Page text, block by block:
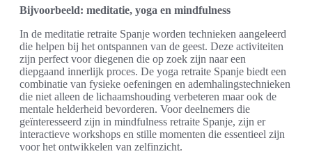
Bijvoorbeeld: meditatie, yoga en mindfulness
In de meditatie retraite Spanje worden technieken aangeleerd
die helpen bij het ontspannen van de geest. Deze activiteiten
zijn perfect voor diegenen die op zoek zijn naar een
diepgaand innerlijk proces. De yoga retraite Spanje biedt een
combinatie van fysieke oefeningen en ademhalingstechnieken
die niet alleen de lichaamshouding verbeteren maar ook de
mentale helderheid bevorderen. Voor deelnemers die
geïnteresseerd zijn in mindfulness retraite Spanje, zijn er
interactieve workshops en stille momenten die essentieel zijn
voor het ontwikkelen van zelfinzicht.